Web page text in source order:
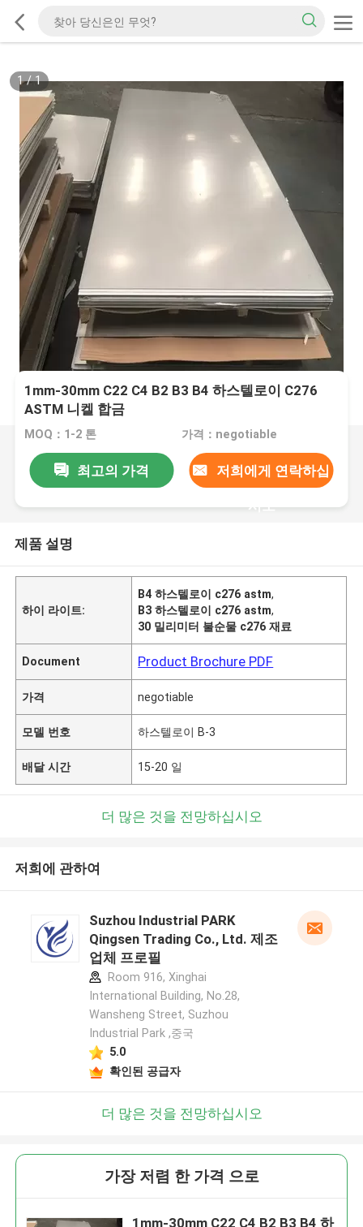
1/1
1mm-30mm C22 C4 B2 B3 B4 하스텔로이 C276
ASTM 니켈 합금
MOQ：1-2 톤 가격：negotiable
최고의 가격 저희에게 연락하십
시오
제품 설명
하이 라이트:
B4 하스텔로이 c276 astm,
B3 하스텔로이 c276 astm,
30 밀리미터 불순물 c276 재료
Document Product Brochure PDF
가격 negotiable
모델 번호 하스텔로이 B-3
배달 시간 15-20 일
더 많은 것을 전망하십시오
저희에 관하여
Suzhou Industrial PARK
Qingsen Trading Co., Ltd. 제조
업체 프로필
Room 916, Xinghai
International Building, No.28,
Wansheng Street, Suzhou
Industrial Park ,중국
5.0
확인된 공급자
더 많은 것을 전망하십시오
가장 저렴 한 가격 으로
1mm-30mm C22 C4 B2 B3 B4 하